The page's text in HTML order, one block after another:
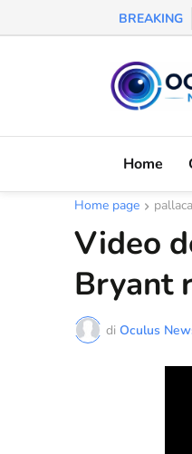
BREAKING
Home
Home page
Video
Bryant
di Oculus